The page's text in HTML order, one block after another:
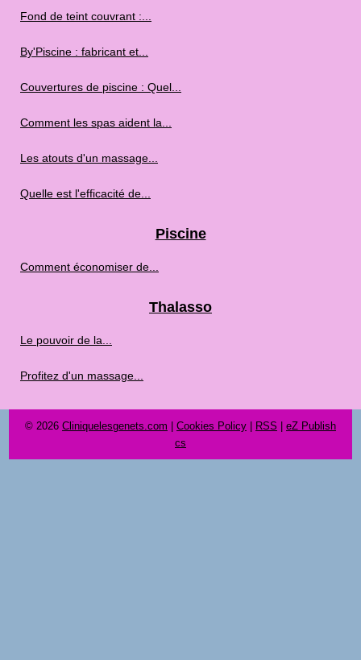
Fond de teint couvrant :...
By'Piscine : fabricant et...
Couvertures de piscine : Quel...
Comment les spas aident la...
Les atouts d'un massage...
Quelle est l'efficacité de...
Piscine
Comment économiser de...
Thalasso
Le pouvoir de la...
Profitez d'un massage...
© 2026 Cliniquelesgenets.com Cookies Policy RSS
eZ Publish
cs